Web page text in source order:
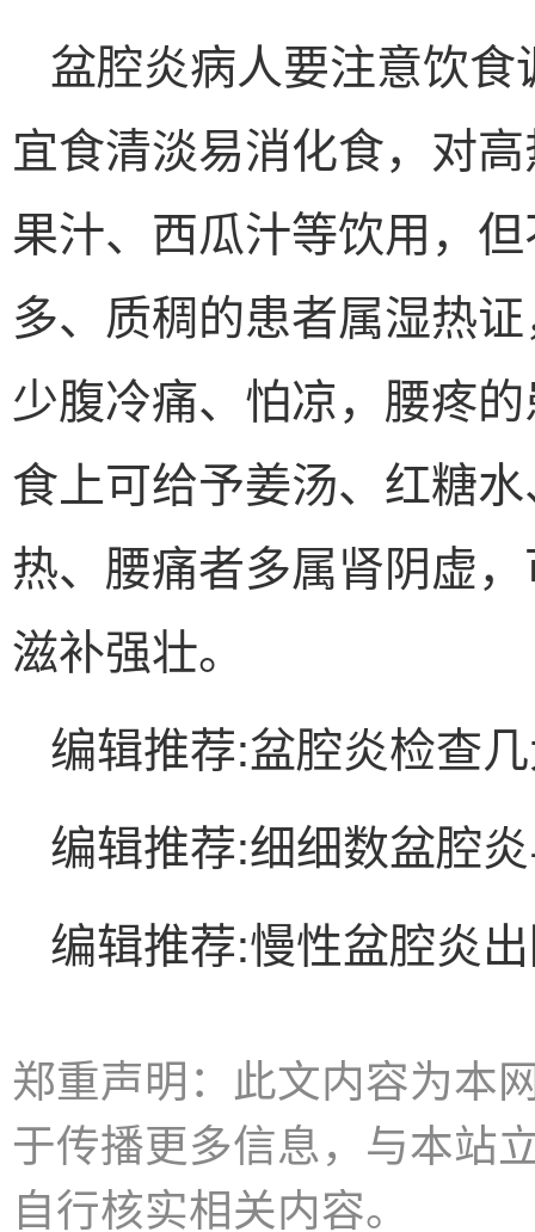
盆腔炎病人要注意饮
宜食清淡易消化食，对
果汁、西瓜汁等饮用，
多、质稠的患者属湿热
少腹冷痛、怕凉，腰疼
食上可给予姜汤、红糖
热、腰痛者多属肾阴虚
滋补强壮。
编辑推荐:盆腔炎检查
编辑推荐:细细数盆腔
编辑推荐:慢性盆腔炎
郑重声明：此文内容为本
于传播更多信息，与本站
自行核实相关内容。